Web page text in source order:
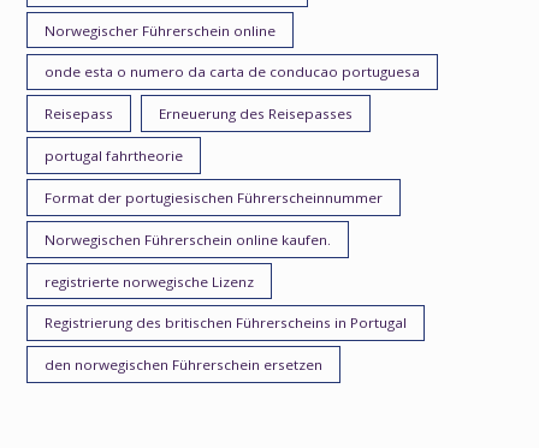
Norwegischer Führerschein online
onde esta o numero da carta de conducao portuguesa
Reisepass Erneuerung des Reisepasses
portugal fahrtheorie
Format der portugiesischen Führerscheinnummer
Norwegischen Führerschein online kaufen.
registrierte norwegische Lizenz
Registrierung des britischen Führerscheins in Portugal
den norwegischen Führerschein ersetzen